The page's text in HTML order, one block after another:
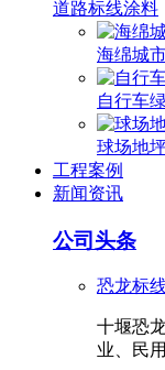
道路标线涂料
海绵城
自行车
球场地
工程案例
新闻资讯
公司头条
恐龙标
十堰恐
业、民